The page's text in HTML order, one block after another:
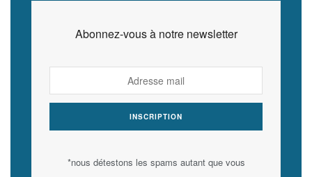
Abonnez-vous à notre newsletter
*nous détestons les spams autant que vous